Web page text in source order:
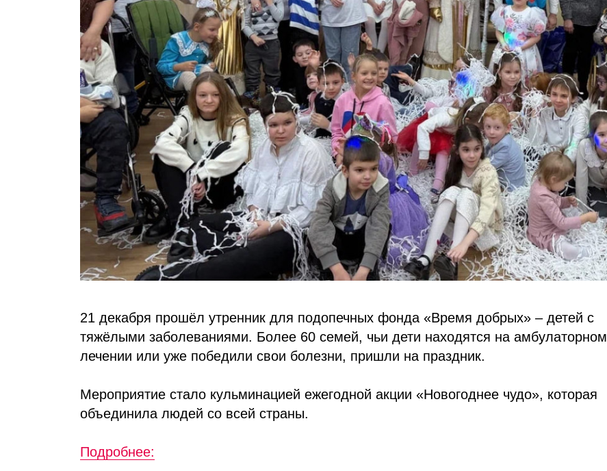
21 декабря прошёл утренник для подопечных фонда «Время добрых» – детей с
тяжёлыми заболеваниями. Более 60 семей, чьи дети находятся на амбулаторном
лечении или уже победили свои болезни, пришли на праздник.
Мероприятие стало кульминацией ежегодной акции «Новогоднее чудо», которая
объединила людей со всей страны.
Подробнее: